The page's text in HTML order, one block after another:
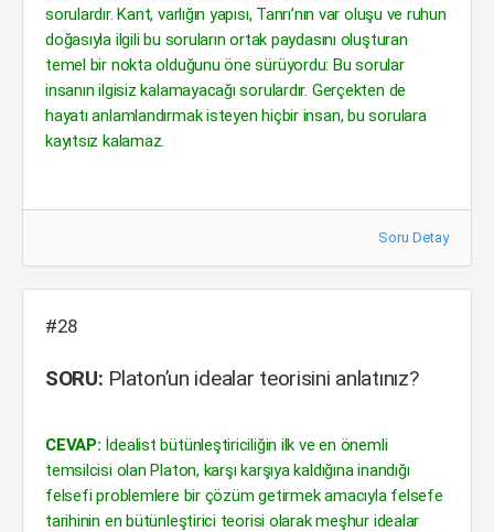
sorulardır. Kant, varlığın yapısı, Tanrı’nın var oluşu ve ruhun
doğasıyla ilgili bu soruların ortak paydasını oluşturan
temel bir nokta olduğunu öne sürüyordu: Bu sorular
insanın ilgisiz kalamayacağı sorulardır. Gerçekten de
hayatı anlamlandırmak isteyen hiçbir insan, bu sorulara
kayıtsız kalamaz.
Soru Detay
#28
SORU: Platon’un idealar teorisini anlatınız?
CEVAP: İdealist bütünleştiriciliğin ilk ve en önemli
temsilcisi olan Platon, karşı karşıya kaldığına inandığı
felsefi problemlere bir çözüm getirmek amacıyla felsefe
tarihinin en bütünleştirici teorisi olarak meşhur idealar